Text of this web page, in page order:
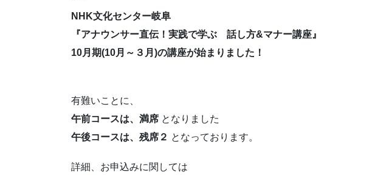
NHK文化センター岐阜
『アナウンサー直伝！実践で学ぶ 話し方&マナー講座』
10月期(10月～３月)の講座が始まりました！
有難いことに、
午前コースは、満席 となりました
午後コースは、残席２ となっております。
詳細、お申込みに関しては